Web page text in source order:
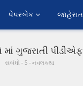
પેપરબેક જાહેરાત
માં ગુજરાતી પીડીએફ
સબંધો - 5 - નવલકથા